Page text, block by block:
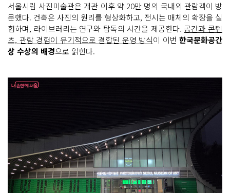
서울시립 사진미술관은 개관 이후 약 20만 명의 국내외 관람객이 방
문했다. 건축은 사진의 원리를 형상화하고, 전시는 매체의 확장을 실
험하며, 라이브러리는 연구와 탐독의 시간을 제공한다.공간과 콘텐
츠, 관람 경험이 유기적으로 결합된 운영 방식이 이번 한국문화공간
상 수상의 배경으로 읽힌다.